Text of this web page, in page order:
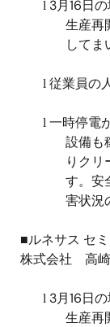
l 3月16日
生産再
してま
l 従業員の
l 一時停電
設備も
りクリ
す。安
害状況
■ルネサス セ
株式会社 高崎
l 3月16日
生産再